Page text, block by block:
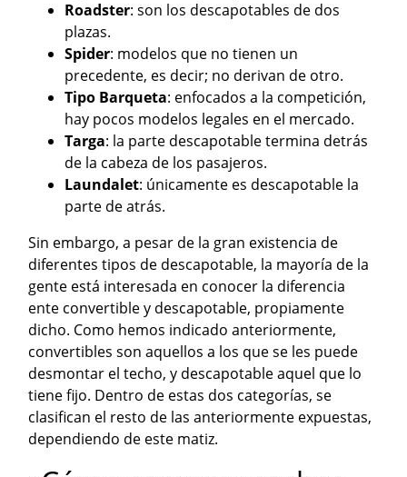
Roadster: son los descapotables de dos
plazas.
Spider: modelos que no tienen un
precedente, es decir; no derivan de otro.
Tipo Barqueta: enfocados a la competición,
hay pocos modelos legales en el mercado.
Targa: la parte descapotable termina detrás
de la cabeza de los pasajeros.
Laundalet: únicamente es descapotable la
parte de atrás.
Sin embargo, a pesar de la gran existencia de
diferentes tipos de descapotable, la mayoría de la
gente está interesada en conocer la diferencia
ente convertible y descapotable, propiamente
dicho. Como hemos indicado anteriormente,
convertibles son aquellos a los que se les puede
desmontar el techo, y descapotable aquel que lo
tiene fijo. Dentro de estas dos categorías, se
clasifican el resto de las anteriormente expuestas,
dependiendo de este matiz.